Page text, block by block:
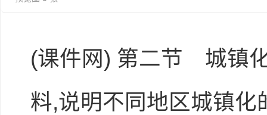
(课件网) 第二节 城镇
料,说明不同地区城镇